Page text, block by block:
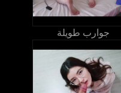
جوارب طويلة